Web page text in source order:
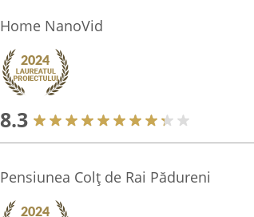
Home NanoVid
8.3
Pensiunea Colț de Rai Pădureni